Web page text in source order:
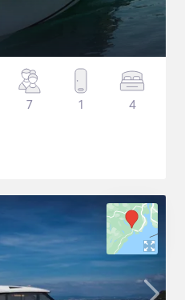
7 1 4